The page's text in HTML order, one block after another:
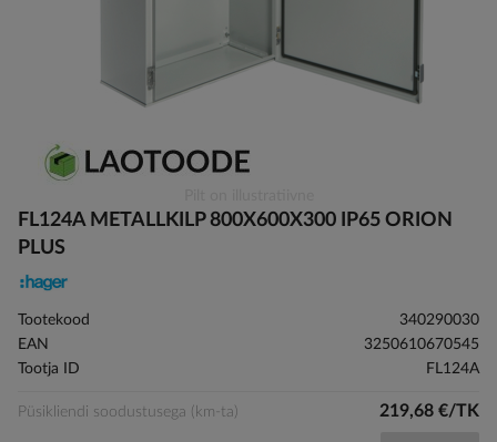
to
the
of
images
gallery
FL124A METALLKILP 800X600X300 IP65 ORION
PLUS
Tootekood
340290030
EAN
3250610670545
Tootja ID
FL124A
Püsikliendi soodustusega (km-ta) 219,68 €/TK